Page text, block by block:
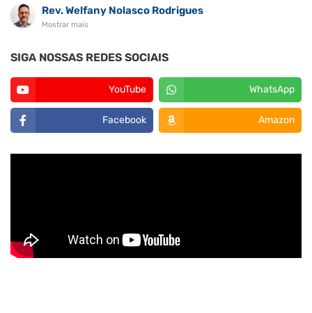
Rev. Welfany Nolasco Rodrigues
Mostrar mais
SIGA NOSSAS REDES SOCIAIS
YouTube WhatsApp
Facebook Amazon